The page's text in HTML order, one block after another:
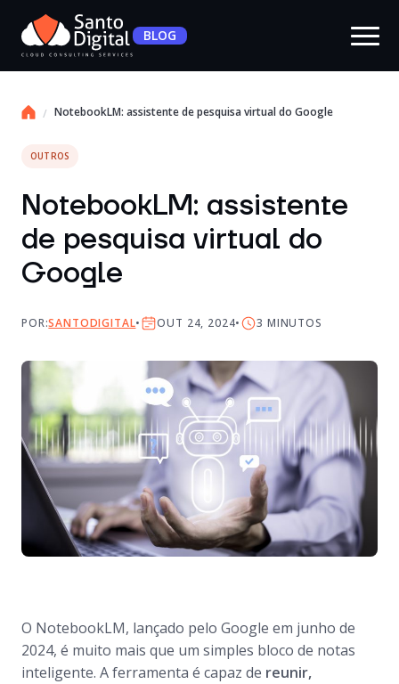
BLOG
NotebookLM: assistente de pesquisa virtual do Google
OUTROS
NotebookLM: assistente
de pesquisa virtual do
Google
POR:SANTODIGITAL OUT 24, 2024 3 MINUTOS
O NotebookLM, lançado pelo Google em junho de
2024, é muito mais que um simples bloco de notas
inteligente. A ferramenta é capaz de reunir,